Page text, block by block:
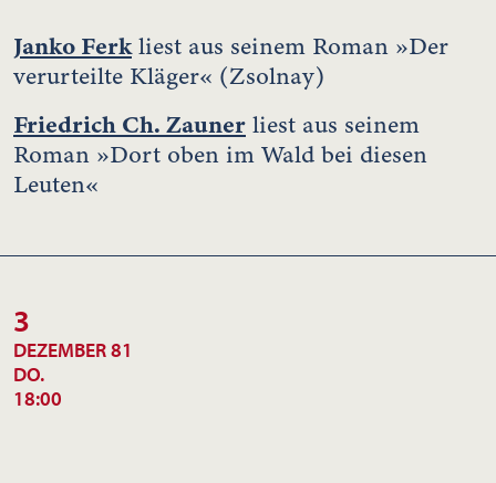
Janko Ferkliest aus seinem Roman »Der
verurteilte Kläger« (Zsolnay)
Friedrich Ch. Zauner liest aus seinem
Roman »Dort oben im Wald bei diesen
Leuten«
3
DEZEMBER 81
DO.
18:00